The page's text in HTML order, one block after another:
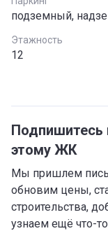
подземный,
Этажность
12
Подпишитесь
этому ЖК
Мы пришлем
обновим цены,
строительства,
узнаем ещё что-